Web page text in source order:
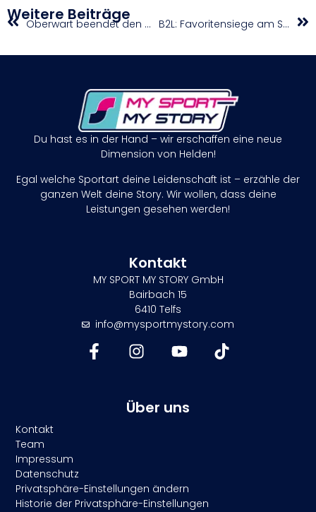
Weitere Beiträge Oberwart beendet den Grunddurchgang der win2day BSL an der Tabellenspitze B2L: Favoritensiege am Sonntag
Du hast es in der Hand – wir erschaffen eine neue
Dimension von Helden!
Egal welche Sportart deine Leidenschaft ist – erzähle der
ganzen Welt deine Story. Wir wollen, dass deine
Leistungen gesehen werden!
Kontakt
MY SPORT MY STORY GmbH
Bairbach 15
6410 Telfs
info@mysportmystory.com
Über uns
Kontakt
Team
Impressum
Datenschutz
Privatsphäre-Einstellungen ändern
Historie der Privatsphäre-Einstellungen